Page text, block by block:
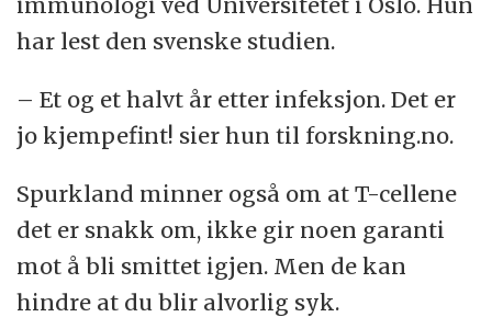
har lest den svenske studien.
– Et og et halvt år etter infeksjon. Det er
jo kjempefint! sier hun til forskning.no.
Spurkland minner også om at T-cellene
det er snakk om, ikke gir noen garanti
mot å bli smittet igjen. Men de kan
hindre at du blir alvorlig syk.